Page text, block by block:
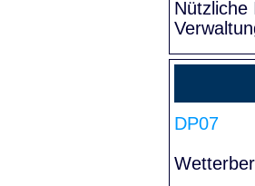
Nützliche
DP07